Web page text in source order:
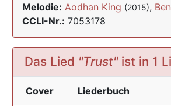
Melodie: Aodhan King (2015),
CCLI-Nr.: 7053178
Das Lied "Trust"ist in 1
Cover Liederbuch